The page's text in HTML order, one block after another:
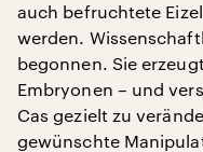
auch befruchtete
werden.
begonnen. Sie
Embryonen – und
Cas gezielt zu
gewünschte